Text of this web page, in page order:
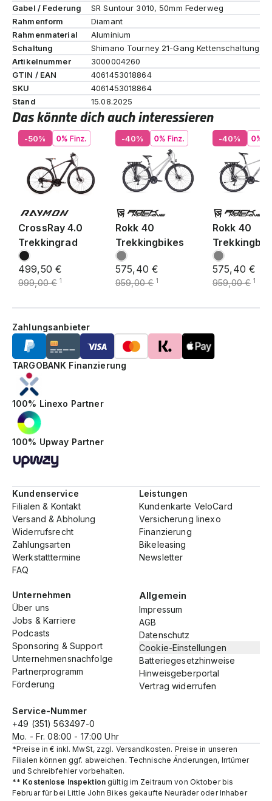
Gabel / Federung
SR Suntour 3010, 50mm Federweg
Rahmenform
Diamant
Rahmenmaterial
Aluminium
Schaltung
Shimano Tourney 21-Gang Kettenschaltung
Artikelnummer
3000004260
GTIN / EAN
4061453018864
SKU
4061453018864
Stand
15.08.2025
Das könnte dich auch interessieren
-50%
CrossRay 4.0
Trekkingrad
499,50 €
999,00 € 1
-40%
Rokk 40
Trekkingbikes
575,40 €
959,00 € 1
-40%
Rokk 40
575,40 €
959,00 € 1
100% Upway Partner
100% Linexo Partner
TARGOBANK Finanzierung
Zahlungsanbieter
Service-Nummer
+49 (351) 563497-0
Mo. - Fr. 08:00 - 17:00 Uhr
Kundenservice
Filialen & Kontakt
Versand & Abholung
Widerrufsrecht
Zahlungsarten
Werkstatttermine
FAQ
Leistungen
Kundenkarte VeloCard
Versicherung linexo
Finanzierung
Bikeleasing
Newsletter
Unternehmen
Über uns
Jobs & Karriere
Podcasts
Sponsoring & Support
Unternehmensnachfolge
Partnerprogramm
Förderung
Allgemein
Impressum
AGB
Datenschutz
Cookie-Einstellungen
Batteriegesetzhinweise
Hinweisgeberportal
Vertrag widerrufen
*Preise in € inkl. MwSt, zzgl. Versandkosten. Preise in unseren
Filialen können ggf. abweichen. Technische Änderungen, Irrtümer
und Schreibfehler vorbehalten.
** Kostenlose Inspektiongültig im Zeitraum von Oktober bis
Februar für bei Little John Bikes gekaufte Neuräder oder Inhaber